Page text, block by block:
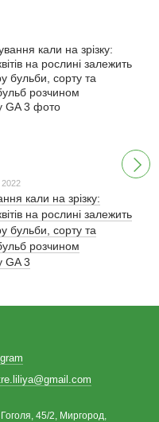
2022
кали на зрізку:
на рослині залежить
бульби, сорту та
розчином
GA 3
45/2, Миргород,